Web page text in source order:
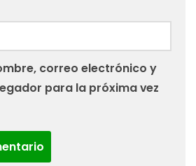
correo electrónico y
para la próxima vez